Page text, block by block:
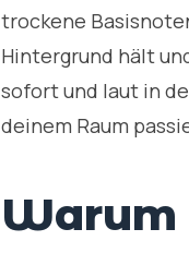
trockene
Hintergrund hält
sofort und laut in
deinem Raum